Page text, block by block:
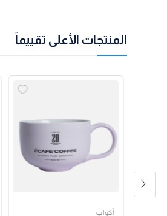
المنتجات الأعلى تقييماً
أكواب